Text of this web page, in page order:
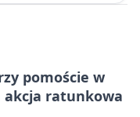
pomoście w
akcja ratunkowa